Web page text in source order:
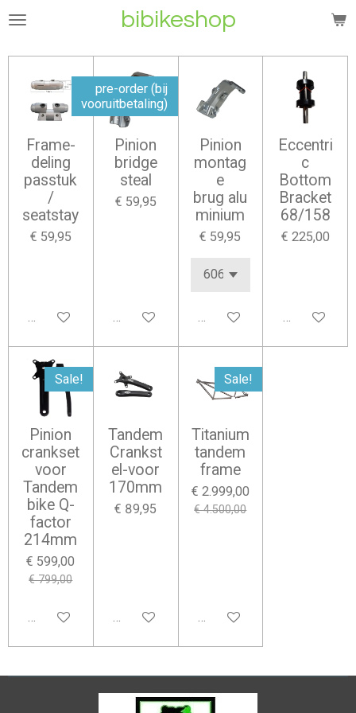
Ga
naar
hoofdinhoud
bibikeshop
Frame-
deling
passtuk
/
seatstay
€ 59,95
In winkelwagen
pre-order (bij
vooruitbetaling)
Pinion
bridge
steal
€ 59,95
In winkelwagen
Pinion
montag
e
brug alu
minium
€ 59,95
In winkelwagen
Eccentri
c
Bottom
Bracket
68/158
€ 225,00
In
Sale!
Pinion
crankset
voor
Tandem
bike Q-
factor
214mm
€ 599,00
€ 799,00
Bekijk details
Tandem
Crankst
el-voor
170mm
€ 89,95
In winkelwagen
Sale!
Titanium
tandem
frame
€ 2.999,00
€ 4.500,00
In winkelwagen